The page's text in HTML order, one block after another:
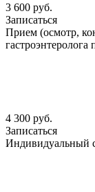
3 600 руб.
Записаться
Прием (осмотр,
4 300 руб.
Записаться
Индивидуальный